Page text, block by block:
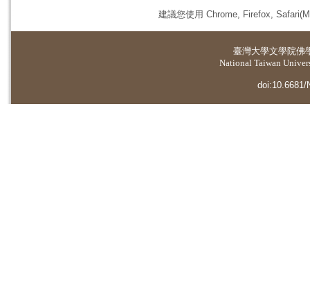
建議您使用 Chrome, Firefox,
臺灣大學文學院佛
National Taiwan
doi:10.6681/